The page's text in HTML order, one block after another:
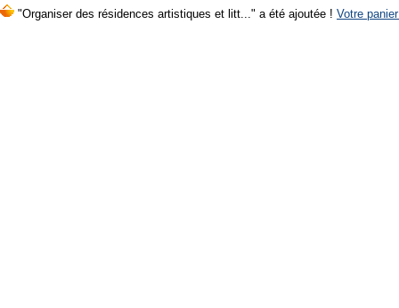
"Organiser des résidences artistiques et litt..." a été ajoutée ! Votre